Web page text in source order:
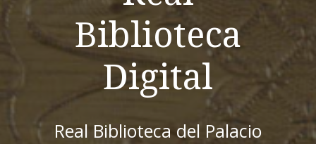
Biblioteca
Digital
Real Biblioteca del Palacio